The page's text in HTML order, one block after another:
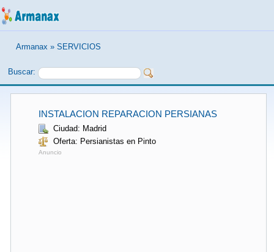
Armanax » SERVICIOS
Buscar:
INSTALACION REPARACION PERSIANAS
Ciudad: Madrid
Oferta: Persianistas en Pinto
Anuncio